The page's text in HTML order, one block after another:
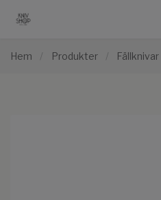
Hem / Produkter / Fällknivar